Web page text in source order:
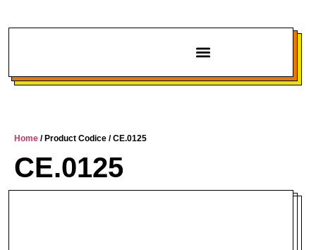
Home / Product Codice / CE.0125
CE.0125